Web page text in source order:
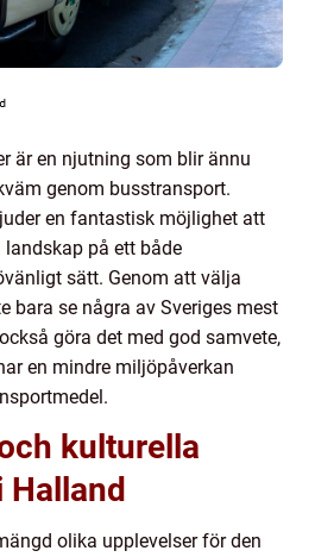
är en njutning som blir ännu
genom busstransport.
en fantastisk möjlighet att
på ett både
sätt. Genom att välja
bara se några av Sveriges mest
göra det med god samvete,
en mindre miljöpåverkan
kulturella
Halland
olika upplevelser för den